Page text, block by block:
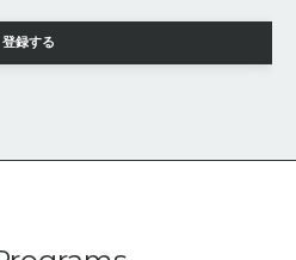
登録する